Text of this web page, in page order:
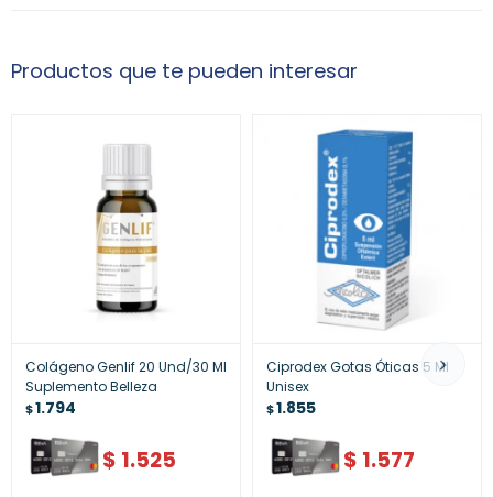
Productos que te pueden interesar
Colágeno Genlif 20 Und/30 Ml
Suplemento Belleza
$1.794
$ 1.525
Ciprodex Gotas Óticas 5 Ml
Unisex
$1.855
$ 1.577